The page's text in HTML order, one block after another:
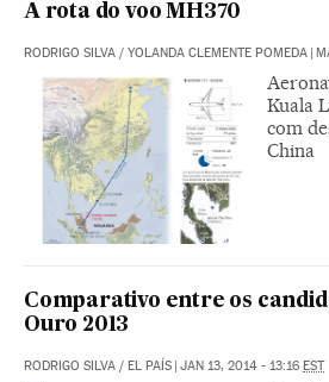
A rota do voo MH370
RODRIGO SILVA / YOLANDA CLEMENTE POMEDA |
Kuala
com
China
Comparativo entre os
Ouro 2013
RODRIGO SILVA / EL PAÍS | JAN 13, 2014 - 13:16 EST